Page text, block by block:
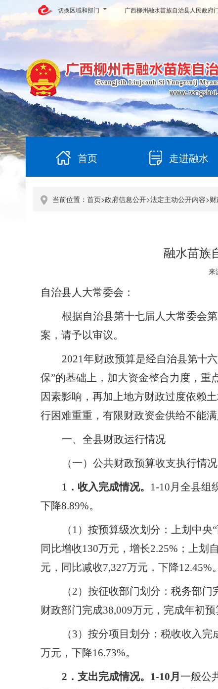
切换区域和部门 广西柳州融水苗族自治县人民政府
首页 走进融水
当前位置： 首页>政府信息公开>法定主动公开内容>
融水苗族
来
自治县人大常委会：
根据自治县第十七届人大常委会
案，请予以审议。
2021年财政预算是经自治县第十
保”的基础上，加大资金整合力度，
因素影响，再加上地方财政过度依赖
行困难重重，有限财政资金供给不能
一、全县财政运行情况
（一）公共财政预算收支执行情况
1．收入完成情况。 1-10月 全县组
下降8.89%。
（ 1）按预算级次划分：上划中央
同比增收130万元，增长2.25%；上划
元，同比减收7,327万元，下降12.45%。
（2）按征收部门划分：税务部门
财政部门完成38,009万元，完成年初
（3）按分项目划分：税收收入完
万元，下降16.73%。
2．支出完成情况。 1-10月 一般公